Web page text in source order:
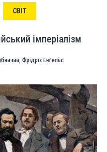
СВІТ
імперіалізм
, Фрідріх Енґельс